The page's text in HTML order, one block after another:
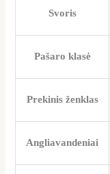
Svoris
Pašaro klasė
Prekinis ženklas
Angliavandeniai